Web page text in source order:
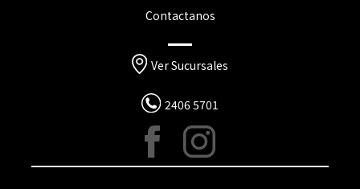
Contactanos
Ver Sucursales
2406 5701